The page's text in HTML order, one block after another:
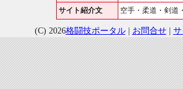
サイト紹介文 空手・柔道・剣道
(C) 2026格闘技ポータル| お問合せ|